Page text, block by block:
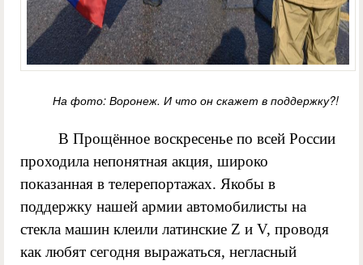
На фото: Воронеж. И что он скажет в поддержку?!
В Прощённое воскресенье по всей России
проходила непонятная акция, широко
показанная в телерепортажах. Якобы в
поддержку нашей армии автомобилисты на
стекла машин клеили латинские Z и V, проводя
как любят сегодня выражаться, негласный